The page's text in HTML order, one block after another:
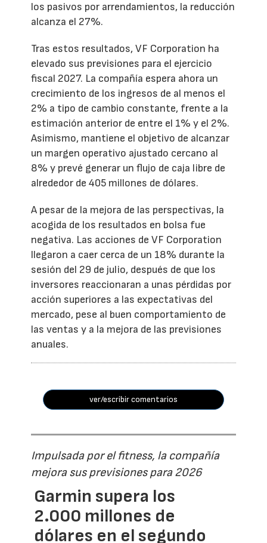
los pasivos por arrendamientos, la reducción
alcanza el 27%.
Tras estos resultados, VF Corporation ha
elevado sus previsiones para el ejercicio
fiscal 2027. La compañía espera ahora un
crecimiento de los ingresos de al menos el
2% a tipo de cambio constante, frente a la
estimación anterior de entre el 1% y el 2%.
Asimismo, mantiene el objetivo de alcanzar
un margen operativo ajustado cercano al
8% y prevé generar un flujo de caja libre de
alrededor de 405 millones de dólares.
A pesar de la mejora de las perspectivas, la
acogida de los resultados en bolsa fue
negativa. Las acciones de VF Corporation
llegaron a caer cerca de un 18% durante la
sesión del 29 de julio, después de que los
inversores reaccionaran a unas pérdidas por
acción superiores a las expectativas del
mercado, pese al buen comportamiento de
las ventas y a la mejora de las previsiones
anuales.
ver/escribir comentarios
Impulsada por el fitness, la compañía
mejora sus previsiones para 2026
Garmin supera los
2.000 millones de
dólares en el segundo